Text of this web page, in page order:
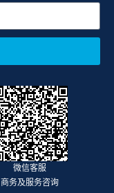
微信客服
商务及服务咨询